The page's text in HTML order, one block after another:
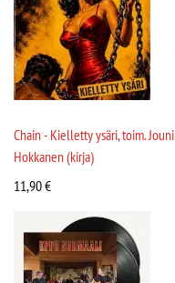
Chain - Kielletty ysäri, toim. Jouni
Hokkanen (kirja)
11,90€